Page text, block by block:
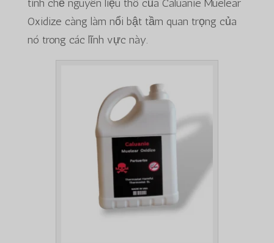
tinh chế nguyên liệu thô của Caluanie Muelear
Oxidize càng làm nổi bật tầm quan trọng của
nó trong các lĩnh vực này.